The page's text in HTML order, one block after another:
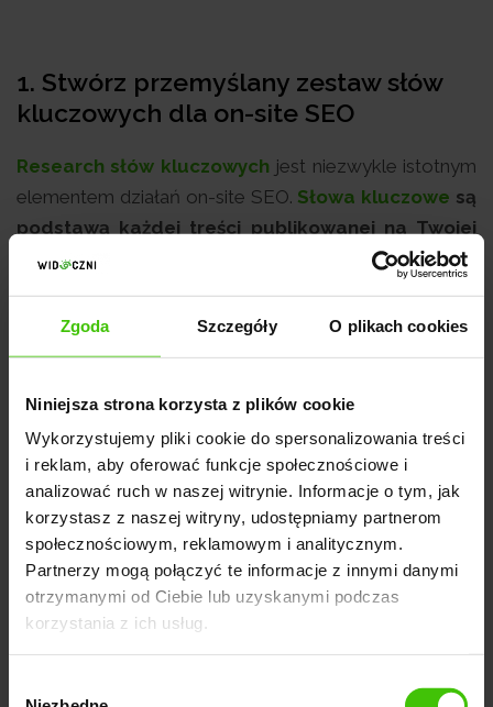
Zgoda Szczegóły O plikach cookies
Niniejsza strona korzysta z plików cookie
Wykorzystujemy pliki cookie do spersonalizowania treści
i reklam, aby oferować funkcje społecznościowe i
analizować ruch w naszej witrynie. Informacje o tym, jak
korzystasz z naszej witryny, udostępniamy partnerom
społecznościowym, reklamowym i analitycznym.
Partnerzy mogą połączyć te informacje z innymi danymi
otrzymanymi od Ciebie lub uzyskanymi podczas
korzystania z ich usług.
1. Stwórz przemyślany zestaw słów
kluczowych dla on-site SEO
Research słów kluczowych jest niezwykle istotnym
elementem działań on-site SEO. Słowa kluczowe są
podstawą każdej treści publikowanej na Twojej
stronie.Przemyślany i spersonalizowany zestaw fraz
wygenerować wartościowy ruch na stronie.Dlatego,
jeśli chcesz zapewnić efektywność Twojej
analizę fraz, na które planujesz prowadzić
pozycjonowanie.Skorzystaj zeskutecznych narzę
dzi, np.Keyword Planner,Senuto, Semrush,
PTi weź pod uwagą m.in.:
popularność i sezonowość fraz,
dopasowanie słów kluczowych do profilu Twojej
działalności - uwzględnij terminologię i zwroty
charakterystyczne dla Twojej branży; to pomoże